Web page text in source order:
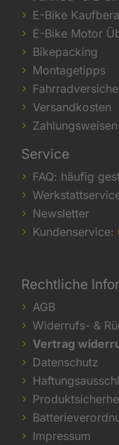
E-Bike
E-Bike Motor
Bikepacking
Montagetipps
Versandkosten
Zahlungsweisen
Service
FAQ: häufig
Newsletter
Kundenservice:
Rechtliche
AGB
Widerrufs- &
Vertrag
Datenschutz
Impressum